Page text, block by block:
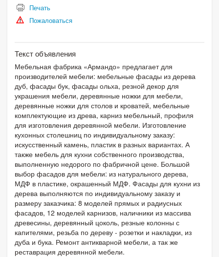
Печать
Пожаловаться
Текст объявления
Мебельная фабрика «Армандо» предлагает для
производителей мебели: мебельные фасады из дерева
дуб, фасады бук, фасады ольха, резной декор для
украшения мебели, деревянные ножки для мебели,
деревянные ножки для столов и кроватей, мебельные
комплектующие из древа, карниз мебельный, профиля
для изготовления деревянной мебели. Изготовление
кухонных столешниц по индивидуальному заказу:
искусственный камень, пластик в разных вариантах. А
также мебель для кухни собственного производства,
выполненную недорого по фабричной цене. Большой
выбор фасадов для мебели: из натурального дерева,
МДФ в пластике, окрашенный МДФ. Фасады для кухни из
дерева выполняются по индивидуальному заказу и
размеру заказчика: 8 моделей прямых и радиусных
фасадов, 12 моделей карнизов, наличники из массива
древесины, деревянный цоколь, резные колонны с
капителями, резьба по дереву - розетки и накладки, из
дуба и бука. Ремонт антикварной мебели, а так же
реставрация деревянной мебели.